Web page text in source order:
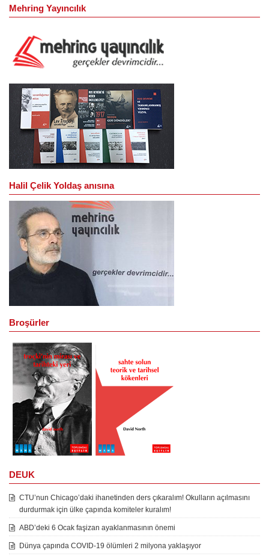
Mehring Yayıncılık
Halil Çelik Yoldaş anısına
Broşürler
DEUK
CTU’nun Chicago’daki ihanetinden ders çıkaralım! Okulların açılmasını
durdurmak için ülke çapında komiteler kuralım!
ABD’deki 6 Ocak faşizan ayaklanmasının önemi
Dünya çapında COVID-19 ölümleri 2 milyona yaklaşıyor